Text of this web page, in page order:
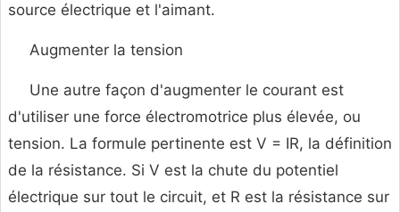
source électrique et l'aimant.
Augmenter la tension
Une autre façon d'augmenter le courant est
d'utiliser une force électromotrice plus élevée, ou
tension. La formule pertinente est V = IR, la définition
de la résistance. Si V est la chute du potentiel
électrique sur tout le circuit, et R est la résistance sur